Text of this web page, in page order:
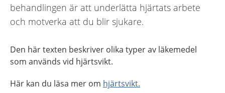
behandlingen är att underlätta hjärtats arbete
och motverka att du blir sjukare.
Den här texten beskriver olika typer av läkemedel
som används vid hjärtsvikt.
Här kan du läsa mer om hjärtsvikt.